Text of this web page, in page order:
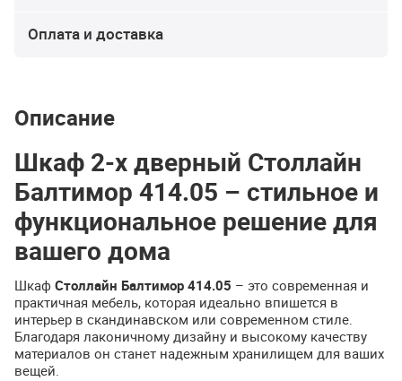
Оплата и доставка
Описание
Шкаф 2-х дверный Столлайн
Балтимор 414.05 – стильное и
функциональное решение для
вашего дома
Шкаф Столлайн Балтимор 414.05 – это современная и
практичная мебель, которая идеально впишется в
интерьер в скандинавском или современном стиле.
Благодаря лаконичному дизайну и высокому качеству
материалов он станет надежным хранилищем для ваших
вещей.